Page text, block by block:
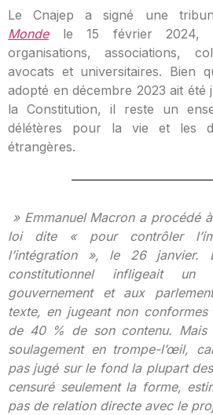
Le Cnajep a signé une
Mondele 15 février 2024,
organisations, associations,
avocats et universitaires. Bien
adopté en décembre 2023 ait
la Constitution, il reste un
délétères pour la vie et les
étrangères.
» Emmanuel Macron a procédé
loi dite « pour contrôler
l’intégration », le 26 janvier.
constitutionnel infligeait
gouvernement et aux
texte, en jugeant non
de 40 % de son contenu. Mais
soulagement en trompe-l’œil,
pas jugé sur le fond la plupart
censuré seulement la forme,
pas de relation directe avec le